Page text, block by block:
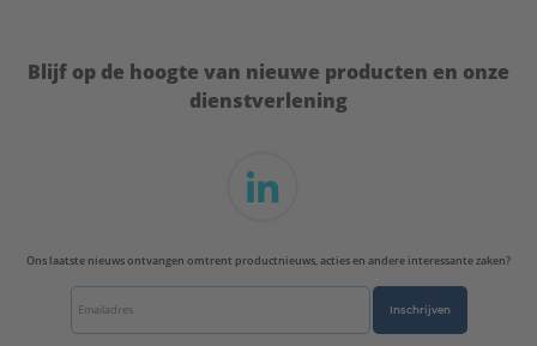
Type:
S 20x2,25, lengte 5 m
Uni Pipe PLUS
Blijf op de hoogte van nieuwe producten en onze
dienstverlening
Ons laatste nieuws ontvangen omtrent productnieuws, acties en andere interessante zaken?
Inschrijven